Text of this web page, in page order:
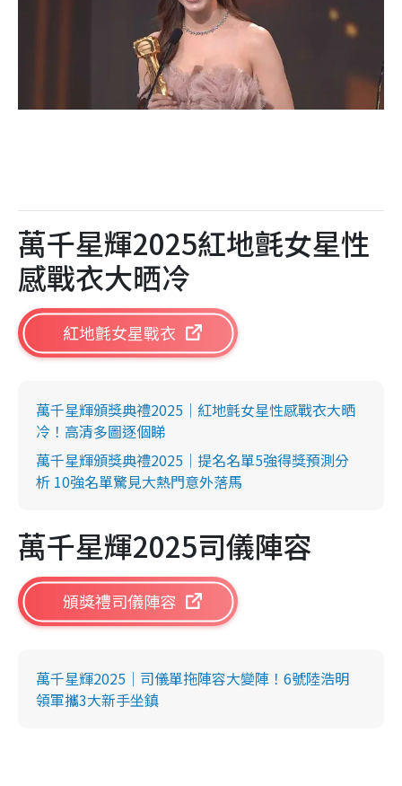
萬千星輝2025紅地氈女星性
感戰衣大晒冷
紅地氈女星戰衣
萬千星輝頒獎典禮2025｜紅地氈女星性感戰衣大晒
冷！高清多圖逐個睇
萬千星輝頒獎典禮2025｜提名名單5強得獎預測分
析 10強名單驚見大熱門意外落馬
萬千星輝2025司儀陣容
頒獎禮司儀陣容
萬千星輝2025｜司儀單拖陣容大變陣！6號陸浩明
領軍攜3大新手坐鎮